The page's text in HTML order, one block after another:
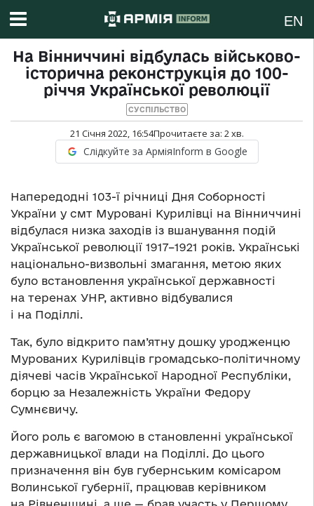
EN
На Вінниччині відбулась військово-
історична реконструкція до 100-
річчя Української революції
СУСПІЛЬСТВО
21 Січня 2022, 16:54Прочитаєте за: 2хв.
Слідкуйте за АрміяInform в Google
Напередодні 103-ї річниці Дня Соборності
України у смт Муровані Курилівці на Вінниччині
відбулася низка заходів із вшанування подій
Української революції 1917–1921 років. Українські
національно-визвольні змагання, метою яких
було встановлення української державності
на теренах УНР, активно відбувалися
і на Поділлі.
Так, було відкрито пам’ятну дошку уродженцю
Мурованих Курилівців громадсько-політичному
діячеві часів Української Народної Республіки,
борцю за Незалежність України Федору
Сумнєвичу.
Його роль є вагомою в становленні української
державницької влади на Поділлі. До цього
призначення він був губернським комісаром
Волинської губернії, працював керівником